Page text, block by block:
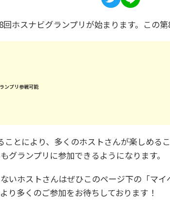
回ホスナビグランプリが始まります。この
ンプリ参戦可能
ことにより、多くのホストさんが楽しめる
グランプリに参加できるようになります。
いホストさんはぜひこのページ下の「マ
り多くのご参加をお待ちしております！